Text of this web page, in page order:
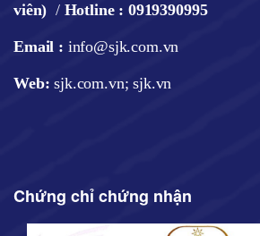
viên) / Hotline : 0919390995
Email : info@sjk.com.vn
Web: sjk.com.vn; sjk.vn
Chứng chỉ chứng nhận